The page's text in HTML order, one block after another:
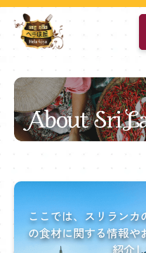
About
Sri
Lanka
ス
ここでは、スリラン
の食材に関する情報や
紹介